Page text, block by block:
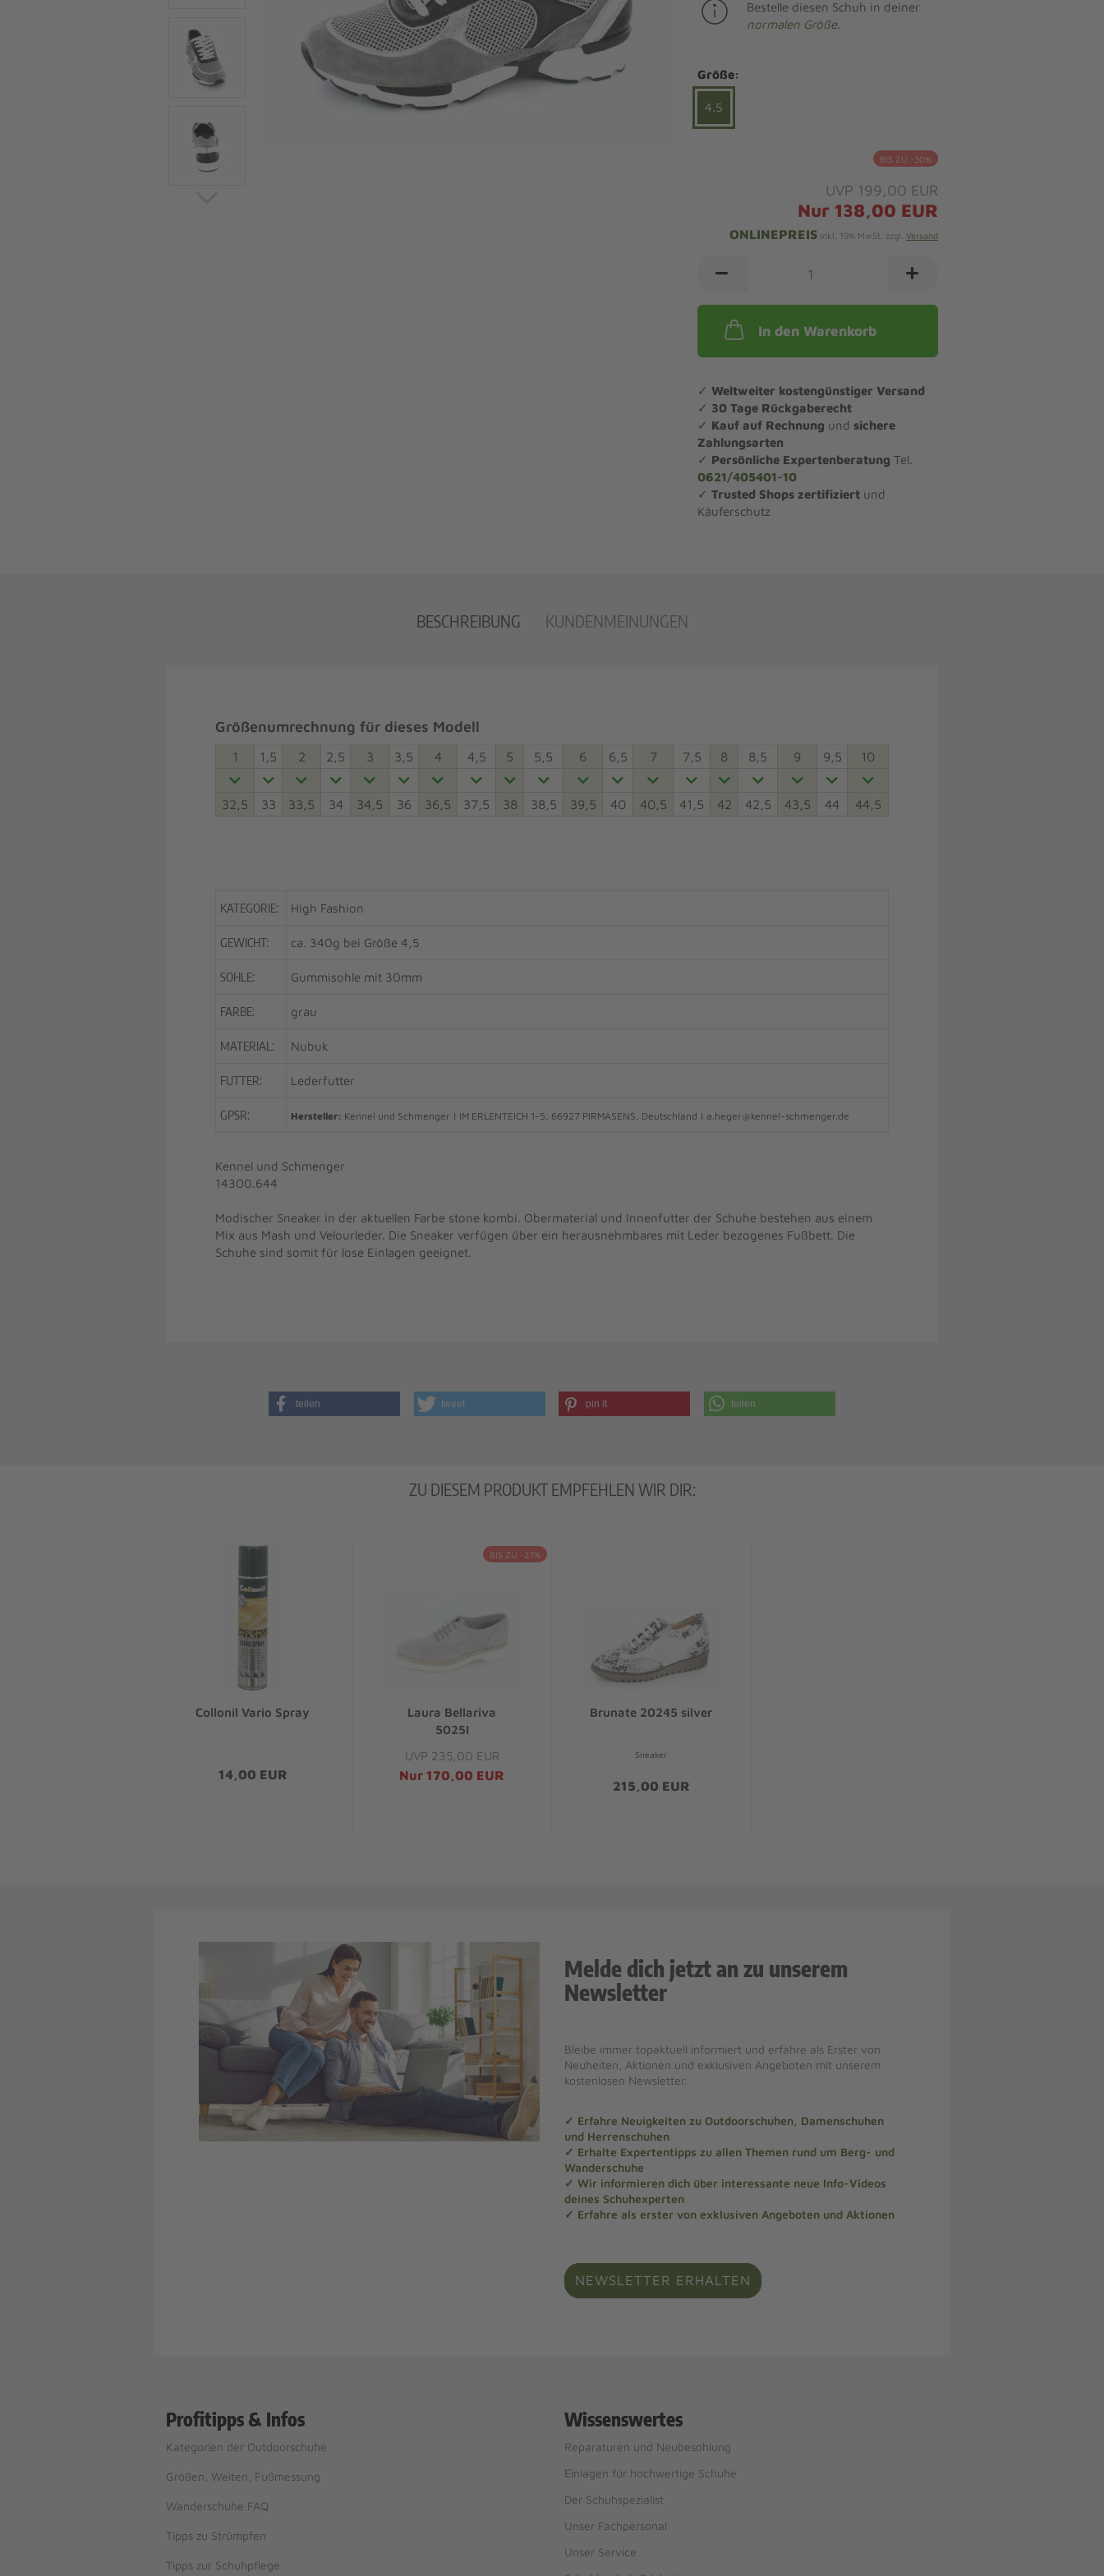
Jagdschuhe
Jagdschuhe für Damen
Gummistiefel
Zwiegenähte Jagdschuhe
Outdoor
Socken und Strümpfe -
Angebote Outdoorschuhe
Sandalen Komfort
Slipper Komfort
Sneaker Komfort
Stiefeletten Komfort
Sandaletten
Bestelle diesen Schuh in deiner
normalen Größe.
Größe:
4.5
BIS ZU -30%
UVP 199,00 EUR
Nur 138,00 EUR
ONLINEPREISinkl. 19% MwSt. zzgl. Versand
In den Warenkorb
✓ Weltweiter kostengünstiger Versand
✓ 30 Tage Rückgaberecht
✓ Kauf auf Rechnung und sichere
Zahlungsarten
✓ Persönliche Expertenberatung Tel.
0621/405401-10
✓ Trusted Shops zertifiziertund
Käuferschutz
BESCHREIBUNG KUNDENMEINUNGEN
Größenumrechnung für dieses Modell
1 1,5 2 2,5 3 3,5 4 4,5 5 5,5 6 6,5 7 7,5 8 8,5 9 9,5 10
32,5 33 33,5 34 34,5 36 36,5 37,5 38 38,5 39,5 40 40,5 41,5 42 42,5 43,5 44 44,5
KATEGORIE: High Fashion
GEWICHT: ca. 340g bei Größe 4,5
SOHLE: Gummisohle mit 30mm
FARBE: grau
MATERIAL: Nubuk
FUTTER: Lederfutter
GPSR: Hersteller: Kennel und Schmenger | IM ERLENTEICH 1-5, 66927 PIRMASENS, Deutschland | a.heger@kennel-schmenger.de
Kennel und Schmenger
14300.644
Modischer Sneaker in der aktuellen Farbe stone kombi. Obermaterial und Innenfutter der Schuhe bestehen aus einem
Mix aus Mash und Velourleder. Die Sneaker verfügen über ein herausnehmbares mit Leder bezogenes Fußbett. Die
Schuhe sind somit für lose Einlagen geeignet.
teilen tweet pin it teilen
ZU DIESEM PRODUKT EMPFEHLEN WIR DIR:
Collonil Vario Spray
14,00 EUR
BIS ZU -27%
Laura Bellariva
5025I
UVP 235,00 EUR
Nur 170,00 EUR
Brunate 20245 silver
Sneaker
215,00 EUR
Melde dich jetzt an zu unserem
Newsletter
Bleibe immer topaktuell informiert und erfahre als Erster von
Neuheiten, Aktionen und exklusiven Angeboten mit unserem
kostenlosen Newsletter.
✓ Erfahre Neuigkeiten zu Outdoorschuhen, Damenschuhen
und Herrenschuhen
✓ Erhalte Expertentipps zu allen Themen rund um Berg- und
Wanderschuhe
✓ Wir informieren dich über interessante neue Info-Videos
deines Schuhexperten
✓ Erfahre als erster von exklusiven Angeboten und Aktionen
NEWSLETTER ERHALTEN
Profitipps & Infos
Kategorien der Outdoorschuhe
Größen, Weiten, Fußmessung
Wanderschuhe FAQ
Tipps zu Strümpfen
Tipps zur Schuhpflege
Wissenswertes
Reparaturen und Neubesohlung
Einlagen für hochwertige Schuhe
Der Schuhspezialist
Unser Fachpersonal
Unser Service